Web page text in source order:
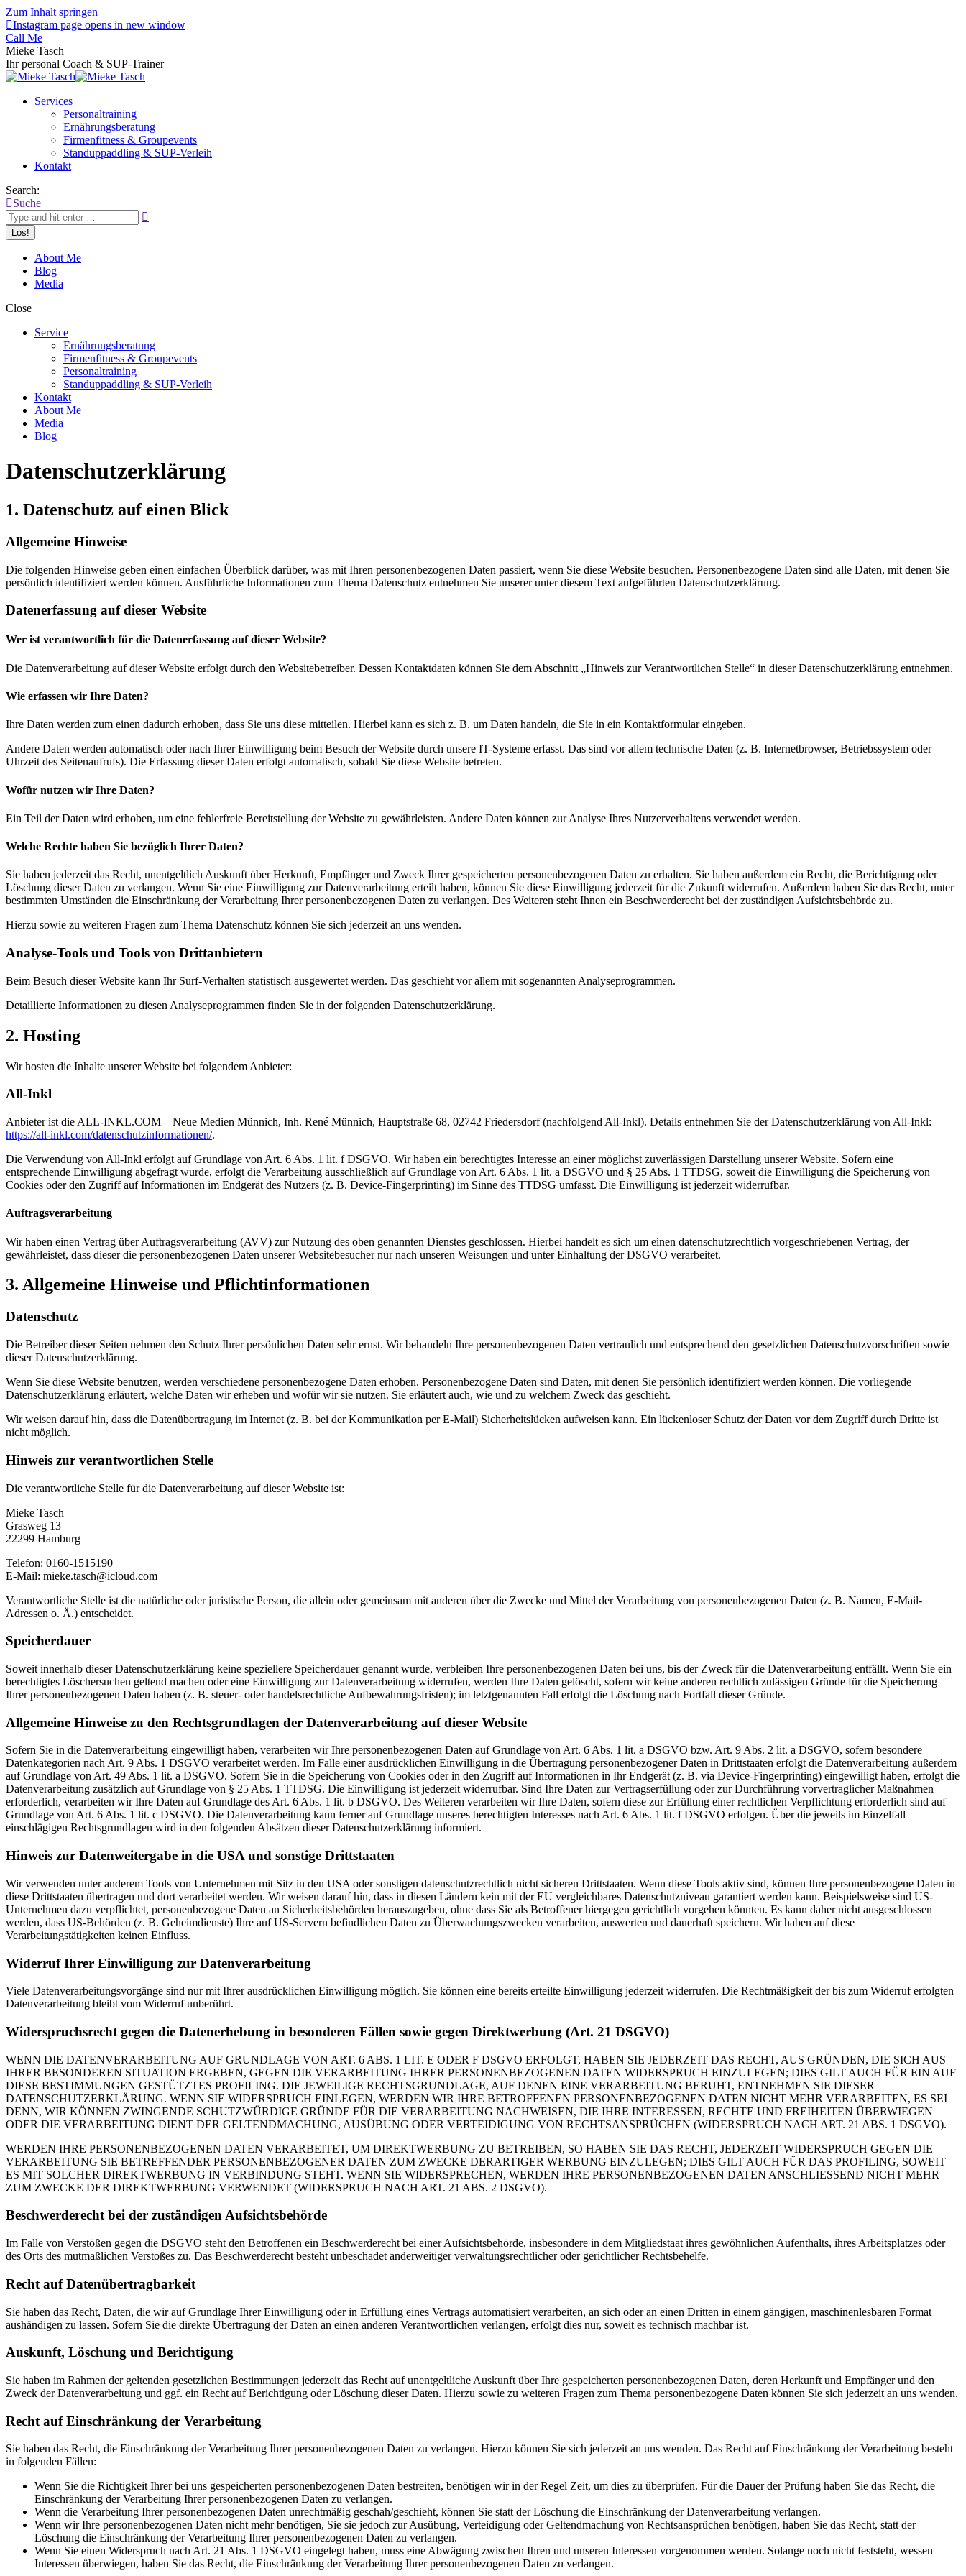
Zum Inhalt springen
Instagram page opens in new window
Call Me
Mieke Tasch
Ihr personal Coach & SUP-Trainer
Services
Personaltraining
Ernährungsberatung
Firmenfitness & Groupevents
Standuppaddling & SUP-Verleih
Kontakt
Search:
Suche
About Me
Blog
Media
Close
Service
Ernährungsberatung
Firmenfitness & Groupevents
Personaltraining
Standuppaddling & SUP-Verleih
Kontakt
About Me
Media
Blog
Datenschutz­erklärung
1. Datenschutz auf einen Blick
Allgemeine Hinweise
Die folgenden Hinweise geben einen einfachen Überblick darüber, was mit Ihren personenbezogenen Daten passiert, wenn Sie diese Website besuchen. Personenbezogene Daten sind alle Daten, mit denen Sie
persönlich identifiziert werden können. Ausführliche Informationen zum Thema Datenschutz entnehmen Sie unserer unter diesem Text aufgeführten Datenschutzerklärung.
Datenerfassung auf dieser Website
Wer ist verantwortlich für die Datenerfassung auf dieser Website?
Die Datenverarbeitung auf dieser Website erfolgt durch den Websitebetreiber. Dessen Kontaktdaten können Sie dem Abschnitt „Hinweis zur Verantwortlichen Stelle“ in dieser Datenschutzerklärung entnehmen.
Wie erfassen wir Ihre Daten?
Ihre Daten werden zum einen dadurch erhoben, dass Sie uns diese mitteilen. Hierbei kann es sich z. B. um Daten handeln, die Sie in ein Kontaktformular eingeben.
Andere Daten werden automatisch oder nach Ihrer Einwilligung beim Besuch der Website durch unsere IT-Systeme erfasst. Das sind vor allem technische Daten (z. B. Internetbrowser, Betriebssystem oder
Uhrzeit des Seitenaufrufs). Die Erfassung dieser Daten erfolgt automatisch, sobald Sie diese Website betreten.
Wofür nutzen wir Ihre Daten?
Ein Teil der Daten wird erhoben, um eine fehlerfreie Bereitstellung der Website zu gewährleisten. Andere Daten können zur Analyse Ihres Nutzerverhaltens verwendet werden.
Welche Rechte haben Sie bezüglich Ihrer Daten?
Sie haben jederzeit das Recht, unentgeltlich Auskunft über Herkunft, Empfänger und Zweck Ihrer gespeicherten personenbezogenen Daten zu erhalten. Sie haben außerdem ein Recht, die Berichtigung oder
Löschung dieser Daten zu verlangen. Wenn Sie eine Einwilligung zur Datenverarbeitung erteilt haben, können Sie diese Einwilligung jederzeit für die Zukunft widerrufen. Außerdem haben Sie das Recht, unter
bestimmten Umständen die Einschränkung der Verarbeitung Ihrer personenbezogenen Daten zu verlangen. Des Weiteren steht Ihnen ein Beschwerderecht bei der zuständigen Aufsichtsbehörde zu.
Hierzu sowie zu weiteren Fragen zum Thema Datenschutz können Sie sich jederzeit an uns wenden.
Analyse-Tools und Tools von Dritt­anbietern
Beim Besuch dieser Website kann Ihr Surf-Verhalten statistisch ausgewertet werden. Das geschieht vor allem mit sogenannten Analyseprogrammen.
Detaillierte Informationen zu diesen Analyseprogrammen finden Sie in der folgenden Datenschutzerklärung.
2. Hosting
Wir hosten die Inhalte unserer Website bei folgendem Anbieter:
All-Inkl
Anbieter ist die ALL-INKL.COM – Neue Medien Münnich, Inh. René Münnich, Hauptstraße 68, 02742 Friedersdorf (nachfolgend All-Inkl). Details entnehmen Sie der Datenschutzerklärung von All-Inkl:
https://all-inkl.com/datenschutzinformationen/.
Die Verwendung von All-Inkl erfolgt auf Grundlage von Art. 6 Abs. 1 lit. f DSGVO. Wir haben ein berechtigtes Interesse an einer möglichst zuverlässigen Darstellung unserer Website. Sofern eine
entsprechende Einwilligung abgefragt wurde, erfolgt die Verarbeitung ausschließlich auf Grundlage von Art. 6 Abs. 1 lit. a DSGVO und § 25 Abs. 1 TTDSG, soweit die Einwilligung die Speicherung von
Cookies oder den Zugriff auf Informationen im Endgerät des Nutzers (z. B. Device-Fingerprinting) im Sinne des TTDSG umfasst. Die Einwilligung ist jederzeit widerrufbar.
Auftragsverarbeitung
Wir haben einen Vertrag über Auftragsverarbeitung (AVV) zur Nutzung des oben genannten Dienstes geschlossen. Hierbei handelt es sich um einen datenschutzrechtlich vorgeschriebenen Vertrag, der
gewährleistet, dass dieser die personenbezogenen Daten unserer Websitebesucher nur nach unseren Weisungen und unter Einhaltung der DSGVO verarbeitet.
3. Allgemeine Hinweise und Pflicht­informationen
Datenschutz
Die Betreiber dieser Seiten nehmen den Schutz Ihrer persönlichen Daten sehr ernst. Wir behandeln Ihre personenbezogenen Daten vertraulich und entsprechend den gesetzlichen Datenschutzvorschriften sowie
dieser Datenschutzerklärung.
Wenn Sie diese Website benutzen, werden verschiedene personenbezogene Daten erhoben. Personenbezogene Daten sind Daten, mit denen Sie persönlich identifiziert werden können. Die vorliegende
Datenschutzerklärung erläutert, welche Daten wir erheben und wofür wir sie nutzen. Sie erläutert auch, wie und zu welchem Zweck das geschieht.
Wir weisen darauf hin, dass die Datenübertragung im Internet (z. B. bei der Kommunikation per E-Mail) Sicherheitslücken aufweisen kann. Ein lückenloser Schutz der Daten vor dem Zugriff durch Dritte ist
nicht möglich.
Hinweis zur verantwortlichen Stelle
Die verantwortliche Stelle für die Datenverarbeitung auf dieser Website ist:
Mieke Tasch
Grasweg 13
22299 Hamburg
Telefon: 0160-1515190
E-Mail: mieke.tasch@icloud.com
Verantwortliche Stelle ist die natürliche oder juristische Person, die allein oder gemeinsam mit anderen über die Zwecke und Mittel der Verarbeitung von personenbezogenen Daten (z. B. Namen, E-Mail-
Adressen o. Ä.) entscheidet.
Speicherdauer
Soweit innerhalb dieser Datenschutzerklärung keine speziellere Speicherdauer genannt wurde, verbleiben Ihre personenbezogenen Daten bei uns, bis der Zweck für die Datenverarbeitung entfällt. Wenn Sie ein
berechtigtes Löschersuchen geltend machen oder eine Einwilligung zur Datenverarbeitung widerrufen, werden Ihre Daten gelöscht, sofern wir keine anderen rechtlich zulässigen Gründe für die Speicherung
Ihrer personenbezogenen Daten haben (z. B. steuer- oder handelsrechtliche Aufbewahrungsfristen); im letztgenannten Fall erfolgt die Löschung nach Fortfall dieser Gründe.
Allgemeine Hinweise zu den Rechtsgrundlagen der Datenverarbeitung auf dieser Website
Sofern Sie in die Datenverarbeitung eingewilligt haben, verarbeiten wir Ihre personenbezogenen Daten auf Grundlage von Art. 6 Abs. 1 lit. a DSGVO bzw. Art. 9 Abs. 2 lit. a DSGVO, sofern besondere
Datenkategorien nach Art. 9 Abs. 1 DSGVO verarbeitet werden. Im Falle einer ausdrücklichen Einwilligung in die Übertragung personenbezogener Daten in Drittstaaten erfolgt die Datenverarbeitung außerdem
auf Grundlage von Art. 49 Abs. 1 lit. a DSGVO. Sofern Sie in die Speicherung von Cookies oder in den Zugriff auf Informationen in Ihr Endgerät (z. B. via Device-Fingerprinting) eingewilligt haben, erfolgt die
Datenverarbeitung zusätzlich auf Grundlage von § 25 Abs. 1 TTDSG. Die Einwilligung ist jederzeit widerrufbar. Sind Ihre Daten zur Vertragserfüllung oder zur Durchführung vorvertraglicher Maßnahmen
erforderlich, verarbeiten wir Ihre Daten auf Grundlage des Art. 6 Abs. 1 lit. b DSGVO. Des Weiteren verarbeiten wir Ihre Daten, sofern diese zur Erfüllung einer rechtlichen Verpflichtung erforderlich sind auf
Grundlage von Art. 6 Abs. 1 lit. c DSGVO. Die Datenverarbeitung kann ferner auf Grundlage unseres berechtigten Interesses nach Art. 6 Abs. 1 lit. f DSGVO erfolgen. Über die jeweils im Einzelfall
einschlägigen Rechtsgrundlagen wird in den folgenden Absätzen dieser Datenschutzerklärung informiert.
Hinweis zur Datenweitergabe in die USA und sonstige Drittstaaten
Wir verwenden unter anderem Tools von Unternehmen mit Sitz in den USA oder sonstigen datenschutzrechtlich nicht sicheren Drittstaaten. Wenn diese Tools aktiv sind, können Ihre personenbezogene Daten in
diese Drittstaaten übertragen und dort verarbeitet werden. Wir weisen darauf hin, dass in diesen Ländern kein mit der EU vergleichbares Datenschutzniveau garantiert werden kann. Beispielsweise sind US-
Unternehmen dazu verpflichtet, personenbezogene Daten an Sicherheitsbehörden herauszugeben, ohne dass Sie als Betroffener hiergegen gerichtlich vorgehen könnten. Es kann daher nicht ausgeschlossen
werden, dass US-Behörden (z. B. Geheimdienste) Ihre auf US-Servern befindlichen Daten zu Überwachungszwecken verarbeiten, auswerten und dauerhaft speichern. Wir haben auf diese
Verarbeitungstätigkeiten keinen Einfluss.
Widerruf Ihrer Einwilligung zur Datenverarbeitung
Viele Datenverarbeitungsvorgänge sind nur mit Ihrer ausdrücklichen Einwilligung möglich. Sie können eine bereits erteilte Einwilligung jederzeit widerrufen. Die Rechtmäßigkeit der bis zum Widerruf erfolgten
Datenverarbeitung bleibt vom Widerruf unberührt.
Widerspruchsrecht gegen die Datenerhebung in besonderen Fällen sowie gegen Direktwerbung (Art. 21 DSGVO)
WENN DIE DATENVERARBEITUNG AUF GRUNDLAGE VON ART. 6 ABS. 1 LIT. E ODER F DSGVO ERFOLGT, HABEN SIE JEDERZEIT DAS RECHT, AUS GRÜNDEN, DIE SICH AUS
IHRER BESONDEREN SITUATION ERGEBEN, GEGEN DIE VERARBEITUNG IHRER PERSONENBEZOGENEN DATEN WIDERSPRUCH EINZULEGEN; DIES GILT AUCH FÜR EIN AUF
DIESE BESTIMMUNGEN GESTÜTZTES PROFILING. DIE JEWEILIGE RECHTSGRUNDLAGE, AUF DENEN EINE VERARBEITUNG BERUHT, ENTNEHMEN SIE DIESER
DATENSCHUTZERKLÄRUNG. WENN SIE WIDERSPRUCH EINLEGEN, WERDEN WIR IHRE BETROFFENEN PERSONENBEZOGENEN DATEN NICHT MEHR VERARBEITEN, ES SEI
DENN, WIR KÖNNEN ZWINGENDE SCHUTZWÜRDIGE GRÜNDE FÜR DIE VERARBEITUNG NACHWEISEN, DIE IHRE INTERESSEN, RECHTE UND FREIHEITEN ÜBERWIEGEN
ODER DIE VERARBEITUNG DIENT DER GELTENDMACHUNG, AUSÜBUNG ODER VERTEIDIGUNG VON RECHTSANSPRÜCHEN (WIDERSPRUCH NACH ART. 21 ABS. 1 DSGVO).
WERDEN IHRE PERSONENBEZOGENEN DATEN VERARBEITET, UM DIREKTWERBUNG ZU BETREIBEN, SO HABEN SIE DAS RECHT, JEDERZEIT WIDERSPRUCH GEGEN DIE
VERARBEITUNG SIE BETREFFENDER PERSONENBEZOGENER DATEN ZUM ZWECKE DERARTIGER WERBUNG EINZULEGEN; DIES GILT AUCH FÜR DAS PROFILING, SOWEIT
ES MIT SOLCHER DIREKTWERBUNG IN VERBINDUNG STEHT. WENN SIE WIDERSPRECHEN, WERDEN IHRE PERSONENBEZOGENEN DATEN ANSCHLIESSEND NICHT MEHR
ZUM ZWECKE DER DIREKTWERBUNG VERWENDET (WIDERSPRUCH NACH ART. 21 ABS. 2 DSGVO).
Beschwerde­recht bei der zuständigen Aufsichts­behörde
Im Falle von Verstößen gegen die DSGVO steht den Betroffenen ein Beschwerderecht bei einer Aufsichtsbehörde, insbesondere in dem Mitgliedstaat ihres gewöhnlichen Aufenthalts, ihres Arbeitsplatzes oder
des Orts des mutmaßlichen Verstoßes zu. Das Beschwerderecht besteht unbeschadet anderweitiger verwaltungsrechtlicher oder gerichtlicher Rechtsbehelfe.
Recht auf Daten­übertrag­barkeit
Sie haben das Recht, Daten, die wir auf Grundlage Ihrer Einwilligung oder in Erfüllung eines Vertrags automatisiert verarbeiten, an sich oder an einen Dritten in einem gängigen, maschinenlesbaren Format
aushändigen zu lassen. Sofern Sie die direkte Übertragung der Daten an einen anderen Verantwortlichen verlangen, erfolgt dies nur, soweit es technisch machbar ist.
Auskunft, Löschung und Berichtigung
Sie haben im Rahmen der geltenden gesetzlichen Bestimmungen jederzeit das Recht auf unentgeltliche Auskunft über Ihre gespeicherten personenbezogenen Daten, deren Herkunft und Empfänger und den
Zweck der Datenverarbeitung und ggf. ein Recht auf Berichtigung oder Löschung dieser Daten. Hierzu sowie zu weiteren Fragen zum Thema personenbezogene Daten können Sie sich jederzeit an uns wenden.
Recht auf Einschränkung der Verarbeitung
Sie haben das Recht, die Einschränkung der Verarbeitung Ihrer personenbezogenen Daten zu verlangen. Hierzu können Sie sich jederzeit an uns wenden. Das Recht auf Einschränkung der Verarbeitung besteht
in folgenden Fällen:
Wenn Sie die Richtigkeit Ihrer bei uns gespeicherten personenbezogenen Daten bestreiten, benötigen wir in der Regel Zeit, um dies zu überprüfen. Für die Dauer der Prüfung haben Sie das Recht, die
Einschränkung der Verarbeitung Ihrer personenbezogenen Daten zu verlangen.
Wenn die Verarbeitung Ihrer personenbezogenen Daten unrechtmäßig geschah/geschieht, können Sie statt der Löschung die Einschränkung der Datenverarbeitung verlangen.
Wenn wir Ihre personenbezogenen Daten nicht mehr benötigen, Sie sie jedoch zur Ausübung, Verteidigung oder Geltendmachung von Rechtsansprüchen benötigen, haben Sie das Recht, statt der
Löschung die Einschränkung der Verarbeitung Ihrer personenbezogenen Daten zu verlangen.
Wenn Sie einen Widerspruch nach Art. 21 Abs. 1 DSGVO eingelegt haben, muss eine Abwägung zwischen Ihren und unseren Interessen vorgenommen werden. Solange noch nicht feststeht, wessen
Interessen überwiegen, haben Sie das Recht, die Einschränkung der Verarbeitung Ihrer personenbezogenen Daten zu verlangen.